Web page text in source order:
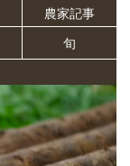
農家記事
旬